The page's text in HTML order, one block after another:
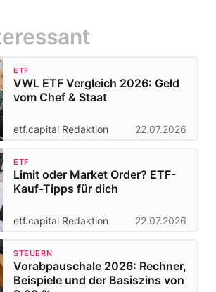
ETF
VWL ETF Vergleich 2026: Geld
vom Chef & Staat
etf.capital Redaktion 22.07.2026
ETF
Limit oder Market Order? ETF-
Kauf-Tipps für dich
etf.capital Redaktion 22.07.2026
STEUERN
Vorabpauschale 2026: Rechner,
Beispiele und der Basiszins von